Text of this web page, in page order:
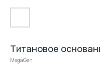
Титановое
MegaGen